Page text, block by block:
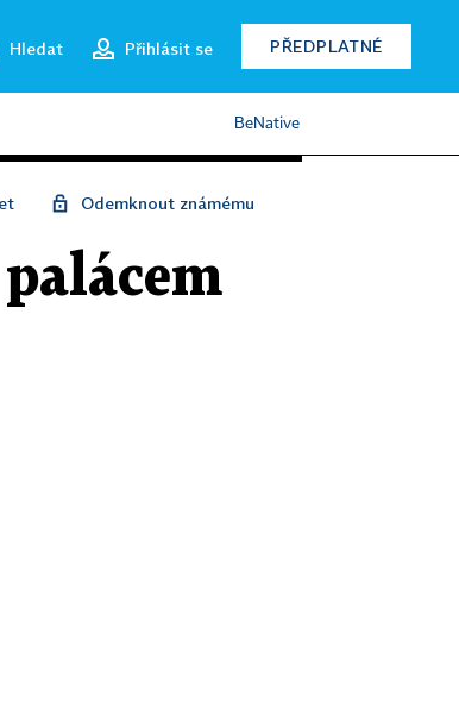
Hledat Přihlásit se PŘEDPLATNÉ
BeNative
Odemknout známému